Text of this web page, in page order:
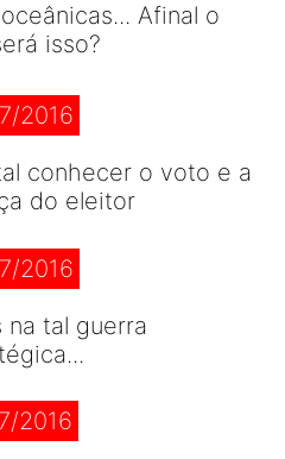
Afinal o
isso?
2016
conhecer o voto e a
do eleitor
2016
na tal guerra
2016